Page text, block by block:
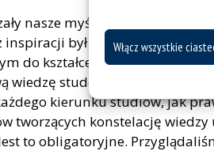
Włącz wszystkie
nasze myślenie.
inspiracji był Columbia
do kształcenia kierunkowego
wiedzę studenta. Zaczynali od
kierunku studiów, jak
tworzących konstelację wiedzy
to obligatoryjne.